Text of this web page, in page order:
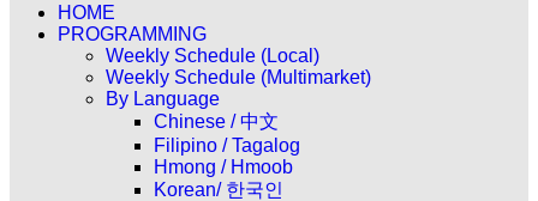
HOME
PROGRAMMING
Weekly Schedule (Local)
Weekly Schedule (Multimarket)
By Language
Chinese / 中文
Filipino / Tagalog
Hmong / Hmoob
Korean/ 한국인